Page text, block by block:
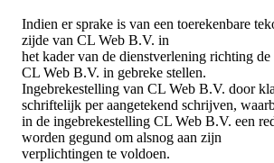
Indien er sprake is van een toerekenbare
zijde van CL Web B.V. in
het kader van de dienstverlening richting
CL Web B.V. in gebreke stellen.
Ingebrekestelling van CL Web B.V. door
schriftelijk per aangetekend schrijven,
in de ingebrekestelling CL Web B.V. een
worden gegund om alsnog aan zijn
verplichtingen te voldoen.